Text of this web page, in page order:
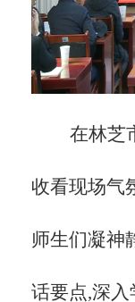
在林芝
收看现场气
师生们凝神
话要点,深